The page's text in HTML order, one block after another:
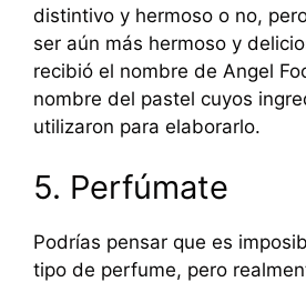
distintivo y hermoso o no,
ser aún más hermoso y
recibió el nombre de Angel
nombre del pastel cuyos
utilizaron para elaborarlo.
5. Perfúmate
Podrías pensar que es
tipo de perfume, pero